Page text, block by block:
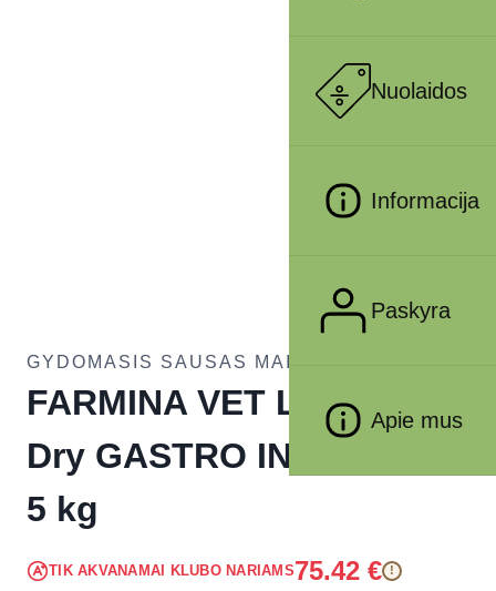
Nuolaidos
Informacija
Paskyra
Apie mus
GYDOMASIS SAUSAS MAISTAS KATĖMS
FARMINA VET LIFE – CAT
Dry GASTRO INTESTINAL
5 kg
TIK AKVANAMAI KLUBO NARIAMS75.42€ !